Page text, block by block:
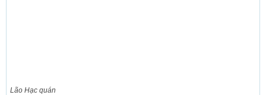
Lão Hạc quán